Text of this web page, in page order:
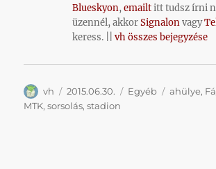
Blueskyon,emailtitt tudsz írni
üzennél, akkorSignalonvagy
keress. ||vh összes bejegyzése
Szerző
vh Közzétéve
2015.06.30. Kategória
Egyéb Címke
ahülye,
MTK,sorsolás,stadion